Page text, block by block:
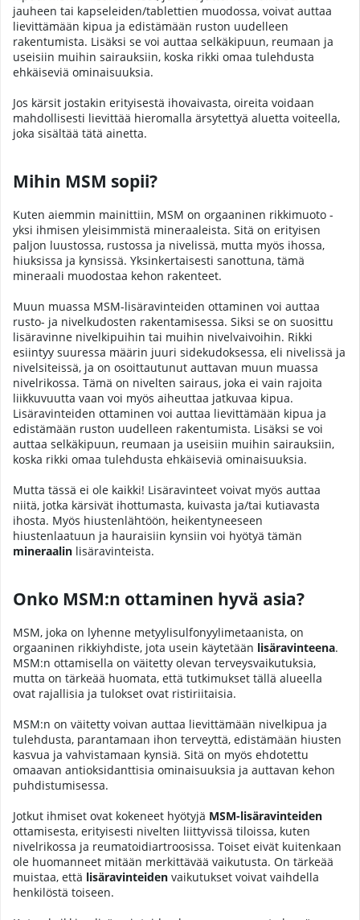
jauheen tai kapseleiden/tablettien muodossa, voivat auttaa
lievittämään kipua ja edistämään ruston uudelleen
rakentumista. Lisäksi se voi auttaa selkäkipuun, reumaan ja
useisiin muihin sairauksiin, koska rikki omaa tulehdusta
ehkäiseviä ominaisuuksia.
Jos kärsit jostakin erityisestä ihovaivasta, oireita voidaan
mahdollisesti lievittää hieromalla ärsytettyä aluetta voiteella,
joka sisältää tätä ainetta.
Mihin MSM sopii?
Kuten aiemmin mainittiin, MSM on orgaaninen rikkimuoto -
yksi ihmisen yleisimmistä mineraaleista. Sitä on erityisen
paljon luustossa, rustossa ja nivelissä, mutta myös ihossa,
hiuksissa ja kynsissä. Yksinkertaisesti sanottuna, tämä
mineraali muodostaa kehon rakenteet.
Muun muassa MSM-lisäravinteiden ottaminen voi auttaa
rusto- ja nivelkudosten rakentamisessa. Siksi se on suosittu
lisäravinne nivelkipuihin tai muihin nivelvaivoihin. Rikki
esiintyy suuressa määrin juuri sidekudoksessa, eli nivelissä ja
nivelsiteissä, ja on osoittautunut auttavan muun muassa
nivelrikossa. Tämä on nivelten sairaus, joka ei vain rajoita
liikkuvuutta vaan voi myös aiheuttaa jatkuvaa kipua.
Lisäravinteiden ottaminen voi auttaa lievittämään kipua ja
edistämään ruston uudelleen rakentumista. Lisäksi se voi
auttaa selkäkipuun, reumaan ja useisiin muihin sairauksiin,
koska rikki omaa tulehdusta ehkäiseviä ominaisuuksia.
Mutta tässä ei ole kaikki! Lisäravinteet voivat myös auttaa
niitä, jotka kärsivät ihottumasta, kuivasta ja/tai kutiavasta
ihosta. Myös hiustenlähtöön, heikentyneeseen
hiustenlaatuun ja hauraisiin kynsiin voi hyötyä tämän
mineraalin lisäravinteista.
Onko MSM:n ottaminen hyvä asia?
MSM, joka on lyhenne metyylisulfonyylimetaanista, on
orgaaninen rikkiyhdiste, jota usein käytetään lisäravinteena.
MSM:n ottamisella on väitetty olevan terveysvaikutuksia,
mutta on tärkeää huomata, että tutkimukset tällä alueella
ovat rajallisia ja tulokset ovat ristiriitaisia.
MSM:n on väitetty voivan auttaa lievittämään nivelkipua ja
tulehdusta, parantamaan ihon terveyttä, edistämään hiusten
kasvua ja vahvistamaan kynsiä. Sitä on myös ehdotettu
omaavan antioksidanttisia ominaisuuksia ja auttavan kehon
puhdistumisessa.
Jotkut ihmiset ovat kokeneet hyötyjä MSM-lisäravinteiden
ottamisesta, erityisesti nivelten liittyvissä tiloissa, kuten
nivelrikossa ja reumatoidiartroosissa. Toiset eivät kuitenkaan
ole huomanneet mitään merkittävää vaikutusta. On tärkeää
muistaa, että lisäravinteiden vaikutukset voivat vaihdella
henkilöstä toiseen.